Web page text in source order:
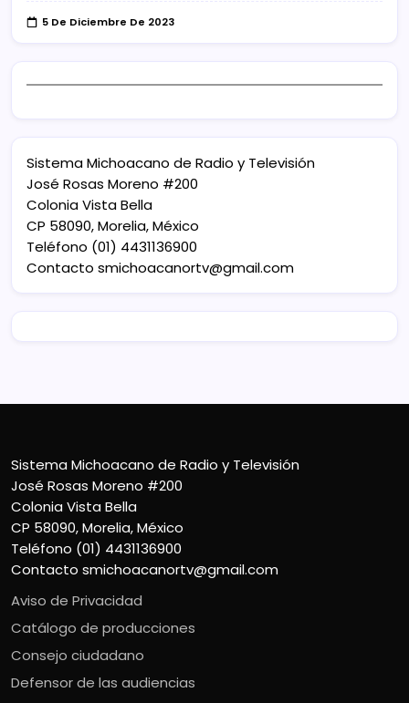
5 De Diciembre De 2023
Sistema Michoacano de Radio y Televisión
José Rosas Moreno #200
Colonia Vista Bella
CP 58090, Morelia, México
Teléfono (01) 4431136900
Contacto smichoacanortv@gmail.com
Sistema Michoacano de Radio y Televisión
José Rosas Moreno #200
Colonia Vista Bella
CP 58090, Morelia, México
Teléfono (01) 4431136900
Contacto smichoacanortv@gmail.com
Aviso de Privacidad
Catálogo de producciones
Consejo ciudadano
Defensor de las audiencias